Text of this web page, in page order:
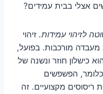
אצלי בבית עמידים?
לזיהוי עמידות. זיהוי
מעבדה מורכבות. בפועל,
כישלון חוזר ונשנה של
כלומר, הפשפשים
ריסוסים מקצועיים. זה